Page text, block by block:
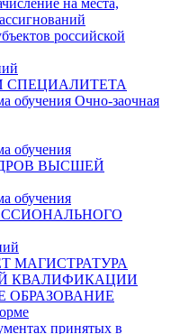
российской
СПЕЦИАЛИТЕТА
обучения Очно-заочная
обучения
ВЫСШЕЙ
обучения
МАГИСТРАТУРА
КВАЛИФИКАЦИИ
ОБРАЗОВАНИЕ
принятых в